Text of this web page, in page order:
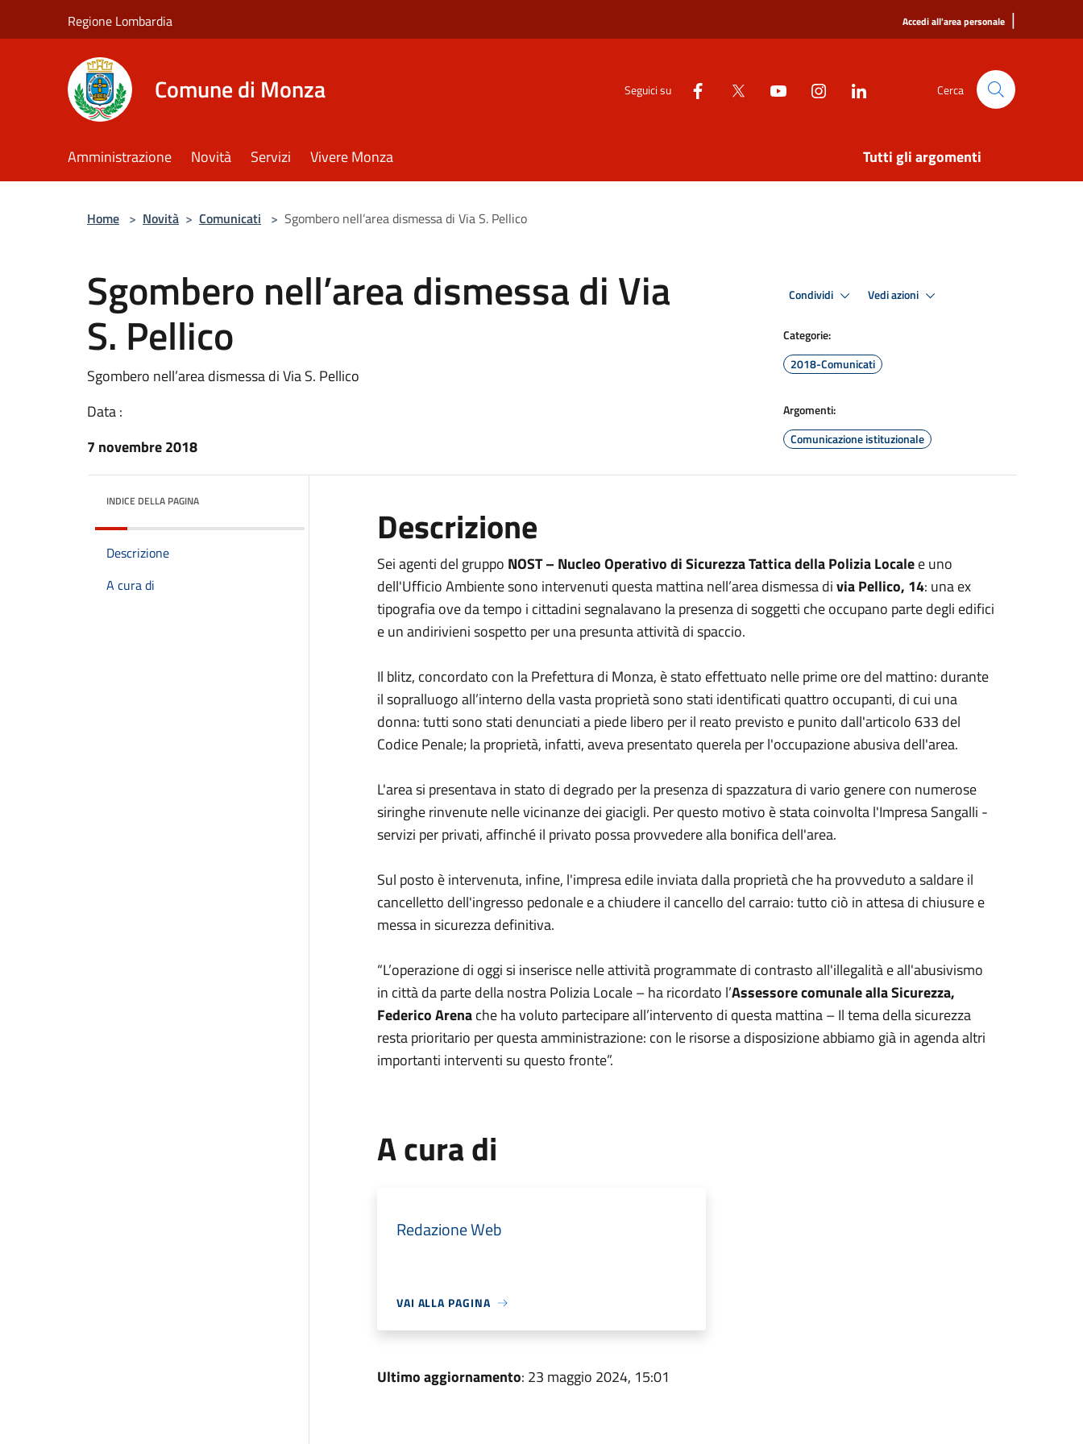
Regione Lombardia Accedi all'area personale |
Comune di Monza Seguici su Cerca
Amministrazione Novità Servizi Vivere Monza Tutti gli argomenti
Home > Novità > Comunicati > Sgombero nell’area dismessa di Via S. Pellico
Sgombero nell’area dismessa di Via
S. Pellico
Sgombero nell’area dismessa di Via S. Pellico
Data :
7 novembre 2018
Condividi Vedi azioni
Categorie:
2018-Comunicati
Argomenti:
Comunicazione istituzionale
INDICE DELLA PAGINA
Descrizione
A cura di
Descrizione
Sei agenti del gruppo NOST – Nucleo Operativo di Sicurezza Tattica della Polizia Localee uno
dell'Ufficio Ambiente sono intervenuti questa mattina nell’area dismessa divia Pellico, 14: una ex
tipografia ove da tempo i cittadini segnalavano la presenza di soggetti che occupano parte degli edifici
e un andirivieni sospetto per una presunta attività di spaccio.
Il blitz, concordato con la Prefettura di Monza, è stato effettuato nelle prime ore del mattino: durante
il sopralluogo all’interno della vasta proprietà sono stati identificati quattro occupanti, di cui una
donna: tutti sono stati denunciati a piede libero per il reato previsto e punito dall'articolo 633 del
Codice Penale; la proprietà, infatti, aveva presentato querela per l'occupazione abusiva dell'area.
L'area si presentava in stato di degrado per la presenza di spazzatura di vario genere con numerose
siringhe rinvenute nelle vicinanze dei giacigli. Per questo motivo è stata coinvolta l'Impresa Sangalli -
servizi per privati, affinché il privato possa provvedere alla bonifica dell'area.
Sul posto è intervenuta, infine, l'impresa edile inviata dalla proprietà che ha provveduto a saldare il
cancelletto dell'ingresso pedonale e a chiudere il cancello del carraio: tutto ciò in attesa di chiusure e
messa in sicurezza definitiva.
“L’operazione di oggi si inserisce nelle attività programmate di contrasto all'illegalità e all'abusivismo
in città da parte della nostra Polizia Locale – ha ricordato l’Assessore comunale alla Sicurezza,
Federico Arenache ha voluto partecipare all’intervento di questa mattina – Il tema della sicurezza
resta prioritario per questa amministrazione: con le risorse a disposizione abbiamo già in agenda altri
importanti interventi su questo fronte”.
A cura di
Redazione Web
VAI ALLA PAGINA
Ultimo aggiornamento: 23 maggio 2024, 15:01